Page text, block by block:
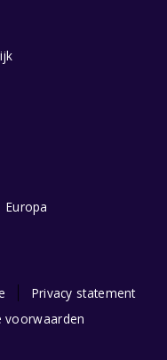
Europa
Privacy statement
voorwaarden